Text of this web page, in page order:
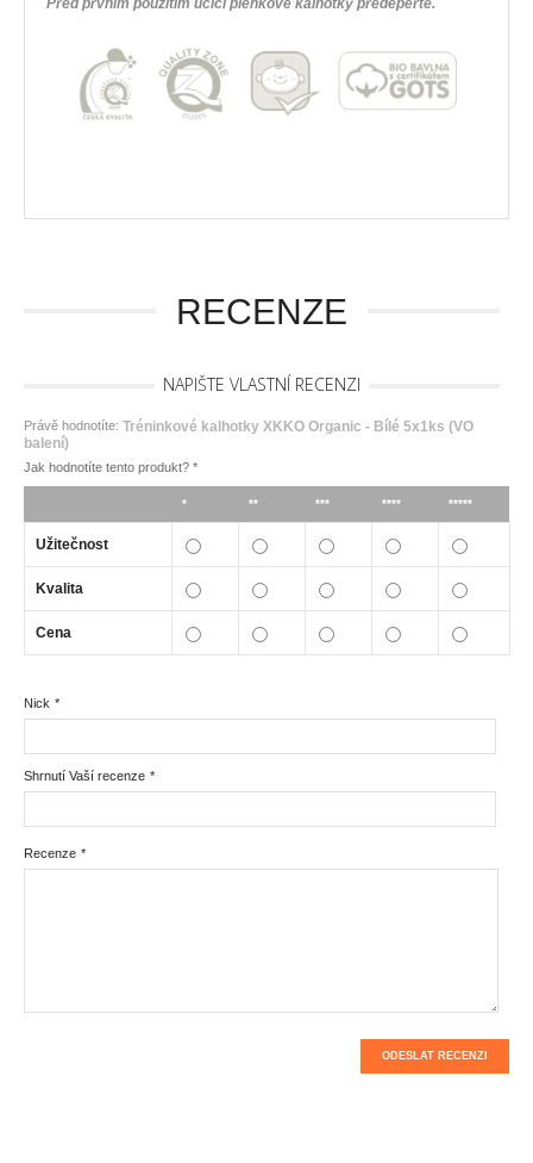
Před prvním použitím učící plenkové kalhotky předeperte.
RECENZE
NAPIŠTE VLASTNÍ RECENZI
Právě hodnotíte: Tréninkové kalhotky XKKO Organic - Bílé 5x1ks (VO
balení)
Jak hodnotíte tento produkt? *
* ** *** **** *****
Užitečnost
Kvalita
Cena
*
Nick
*
Shrnutí Vaší recenze
*
Recenze
ODESLAT RECENZI